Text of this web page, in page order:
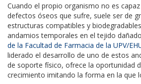
Cuando el propio organismo no es
defectos óseos que sufre, suele ser de
estructuras compatibles y
andamios temporales en el tejido
de la Facultad de Farmacia de la UPV/
liderado el desarrollo de uno de estos
de soporte físico, ofrece la oportunidad
crecimiento imitando la forma en la que